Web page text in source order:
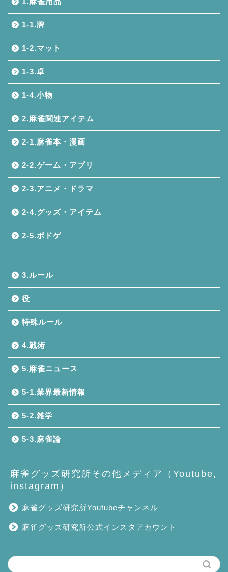
1-1.牌
1-2.マット
1-3.卓
1-4.小物
2.麻雀関連アイテム
2-1.麻雀本・漫画
2-2.ゲーム・アプリ
2-3.アニメ・ドラマ
2-4.グッズ・アイテム
2-5.ボドゲ
3.ルール
役
特殊ルール
4.戦術
5.麻雀ニュース
5-1.業界最新情報
5-2.雑学
5-3.麻雀論
麻雀グッズ研究所その他メディア（Youtube,
instagram）
麻雀グッズ研究所Youtubeチャンネル
麻雀グッズ研究所公式インスタアカウント